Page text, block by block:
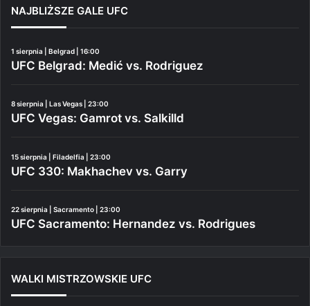
NAJBLIŻSZE GALE UFC
1 sierpnia | Belgrad | 16:00
UFC Belgrad: Medić vs. Rodriguez
8 sierpnia | Las Vegas | 23:00
UFC Vegas: Gamrot vs. Salkilld
15 sierpnia | Filadelfia | 23:00
UFC 330: Makhachev vs. Garry
22 sierpnia | Sacramento | 23:00
UFC Sacramento: Hernandez vs. Rodrigues
WALKI MISTRZOWSKIE UFC